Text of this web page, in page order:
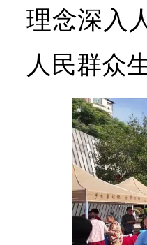
理念深入
人民群众